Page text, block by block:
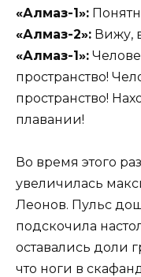
«Алмаз-1»:
«Алмаз-2»: Вижу,
«Алмаз-1»:
пространство!
пространство!
плавании!
Во время этого
увеличилась
Леонов. Пульс
подскочила
оставались доли
что ноги в